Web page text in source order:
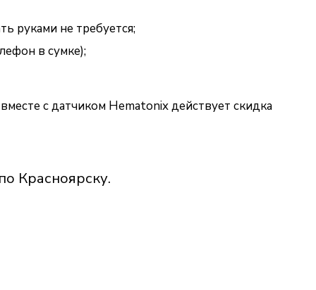
руками не требуется;
в сумке);
с датчиком Hematonix действует скидка
Красноярску.